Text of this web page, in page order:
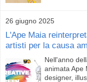
26 giugno 2025
L'Ape Maia
artisti per la causa
Nell'anno
animata Ape
designer,